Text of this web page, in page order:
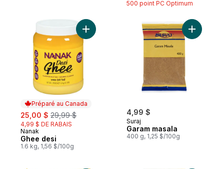
500 point PC Optimum
Préparé au Canada
sale:
25,00 $ , formerly:
29,99 $
4,99 $ DE RABAIS
Préparé au Canada
Nanak
Ghee desi
1.6 kg, 1,56 $/100g
Ajouter Ghee desi au panier
4,99 $
Suraj
Garam masala
400 g, 1,25 $/100g
Ajouter